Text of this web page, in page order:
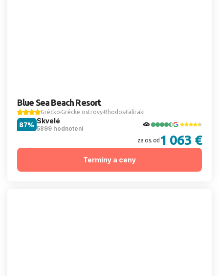
Blue Sea Beach Resort
Grécko Grécke ostrovy Rhodos Faliraki
Skvelé
5899 hodnotení
87%
za os. od 1 063 €
Termíny a ceny